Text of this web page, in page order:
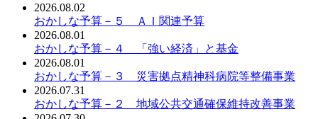
2026.08.02
おかしな予算－５ ＡＩ関連予算
2026.08.01
おかしな予算－４ 「強い経済」と基金
2026.08.01
おかしな予算－３ 災害拠点精神科病院等整備事業
2026.07.31
おかしな予算－２ 地域公共交通確保維持改善事業